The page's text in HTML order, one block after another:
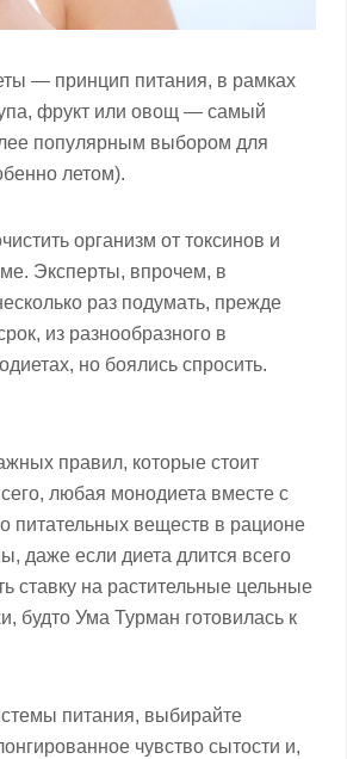
— принцип питания, в рамках
фрукт или овощ — самый
популярным выбором для
летом).
организм от токсинов и
Эксперты, впрочем, в
раз подумать, прежде
из разнообразного в
но боялись спросить.
правил, которые стоит
любая монодиета вместе с
питательных веществ в рационе
даже если диета длится всего
ставку на растительные цельные
будто Ума Турман готовилась к
питания, выбирайте
чувство сытости и,